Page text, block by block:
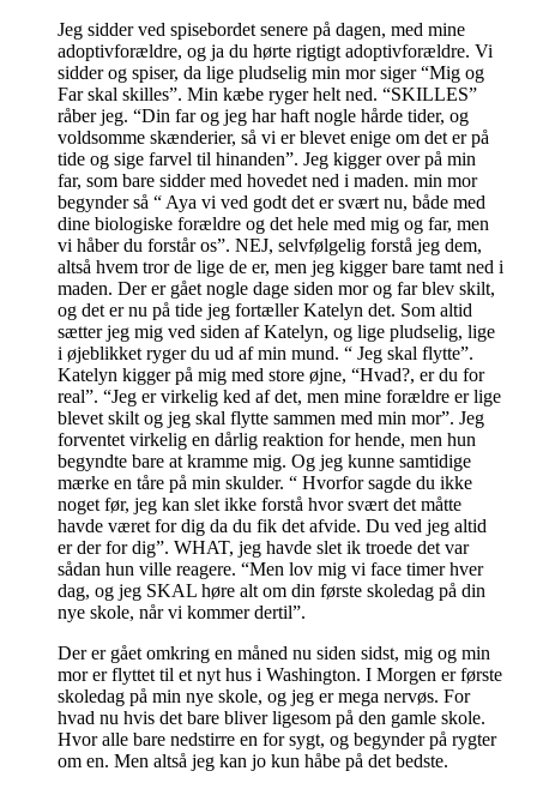
Jeg sidder ved spisebordet senere på dagen, med mine
adoptivforældre, og ja du hørte rigtigt adoptivforældre. Vi
sidder og spiser, da lige pludselig min mor siger “Mig og
Far skal skilles”. Min kæbe ryger helt ned. “SKILLES”
råber jeg. “Din far og jeg har haft nogle hårde tider, og
voldsomme skænderier, så vi er blevet enige om det er på
tide og sige farvel til hinanden”. Jeg kigger over på min
far, som bare sidder med hovedet ned i maden. min mor
begynder så “ Aya vi ved godt det er svært nu, både med
dine biologiske forældre og det hele med mig og far, men
vi håber du forstår os”. NEJ, selvfølgelig forstå jeg dem,
altså hvem tror de lige de er, men jeg kigger bare tamt ned i
maden. Der er gået nogle dage siden mor og far blev skilt,
og det er nu på tide jeg fortæller Katelyn det. Som altid
sætter jeg mig ved siden af Katelyn, og lige pludselig, lige
i øjeblikket ryger du ud af min mund. “ Jeg skal flytte”.
Katelyn kigger på mig med store øjne, “Hvad?, er du for
real”. “Jeg er virkelig ked af det, men mine forældre er lige
blevet skilt og jeg skal flytte sammen med min mor”. Jeg
forventet virkelig en dårlig reaktion for hende, men hun
begyndte bare at kramme mig. Og jeg kunne samtidige
mærke en tåre på min skulder. “ Hvorfor sagde du ikke
noget før, jeg kan slet ikke forstå hvor svært det måtte
havde været for dig da du fik det afvide. Du ved jeg altid
er der for dig”. WHAT, jeg havde slet ik troede det var
sådan hun ville reagere. “Men lov mig vi face timer hver
dag, og jeg SKAL høre alt om din første skoledag på din
nye skole, når vi kommer dertil”.
Der er gået omkring en måned nu siden sidst, mig og min
mor er flyttet til et nyt hus i Washington. I Morgen er første
skoledag på min nye skole, og jeg er mega nervøs. For
hvad nu hvis det bare bliver ligesom på den gamle skole.
Hvor alle bare nedstirre en for sygt, og begynder på rygter
om en. Men altså jeg kan jo kun håbe på det bedste.